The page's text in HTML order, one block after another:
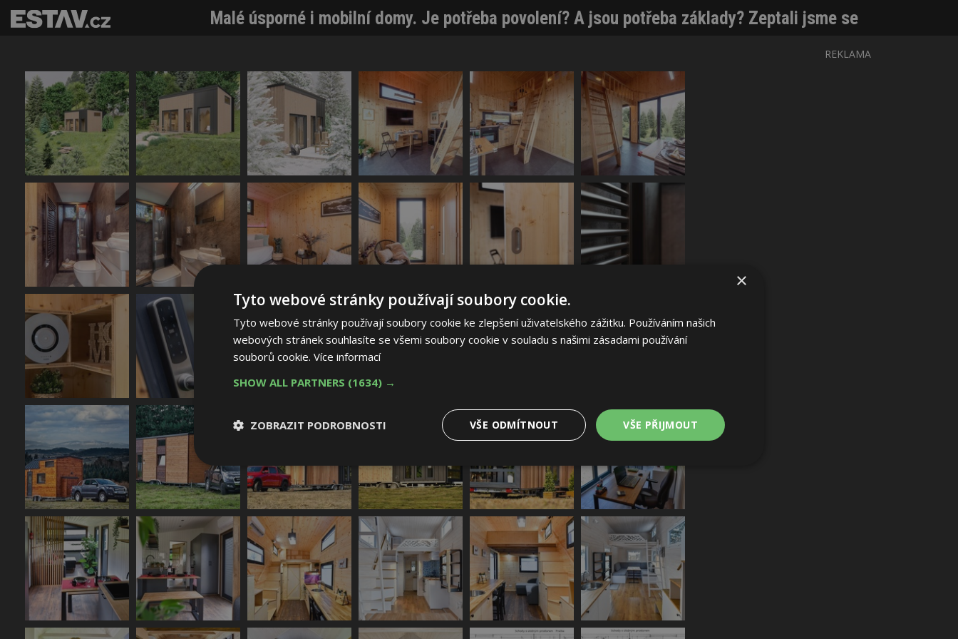
Malé úsporné i mobilní domy. Je potřeba povolení? A jsou potřeba základy? Zeptali jsme se
REKLAMA
×
Tyto webové stránky používají soubory cookie.
Tyto webové stránky používají soubory cookie ke zlepšení uživatelského zážitku. Používáním našich
webových stránek souhlasíte se všemi soubory cookie v souladu s našimi zásadami používání
souborů cookie. Více informací
SHOW ALL PARTNERS (1634) →
VŠE PŘIJMOUT
VŠE ODMÍTNOUT
ZOBRAZIT PODROBNOSTI
Nezbytně nutné
soubory
Výkonové
soubory
Soubory cílení Funkční soubory
Nezařazené
soubory
Nezbytně nutné soubory Výkonové soubory Soubory cílení Funkční soubory Nezařazené soubory
Nezbytně nutné soubory cookie umožňují základní funkce webových stránek, jako je přihlášení uživatele a správa účtu.
Webové stránky nelze bez nezbytně nutných souborů cookie správně používat.